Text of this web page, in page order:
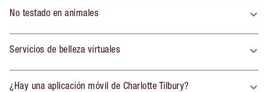
No testado en animales
Servicios de belleza virtuales
¿Hay una aplicación móvil de Charlotte Tilbury?